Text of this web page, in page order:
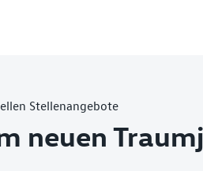
Stellenangebote
neuen